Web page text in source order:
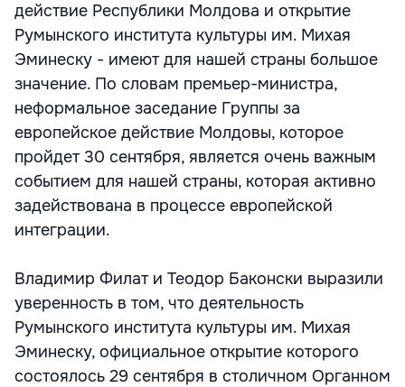
действие Республики Молдова и открытие
Румынского института культуры им. Михая
Эминеску - имеют для нашей страны большое
значение. По словам премьер-министра,
неформальное заседание Группы за
европейское действие Молдовы, которое
пройдет 30 сентября, является очень важным
событием для нашей страны, которая активно
задействована в процессе европейской
интеграции.
Владимир Филат и Теодор Баконски выразили
уверенность в том, что деятельность
Румынского института культуры им. Михая
Эминеску, официальное открытие которого
состоялось 29 сентября в столичном Органном